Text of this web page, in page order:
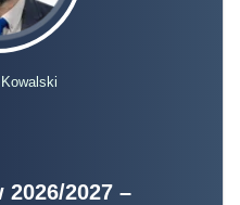
Kowalski
2027 –